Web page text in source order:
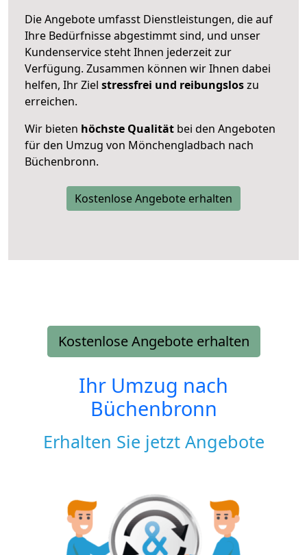
Die Angebote umfasst Dienstleistungen, die auf
Ihre Bedürfnisse abgestimmt sind, und unser
Kundenservice steht Ihnen jederzeit zur
Verfügung. Zusammen können wir Ihnen dabei
helfen, Ihr Ziel stressfrei und reibungsloszu
erreichen.
Wir bieten höchste Qualität bei den Angeboten
für den Umzug von Mönchengladbach nach
Büchenbronn.
Kostenlose Angebote erhalten
Kostenlose Angebote erhalten
Ihr Umzug nach
Büchenbronn
Erhalten Sie jetzt Angebote